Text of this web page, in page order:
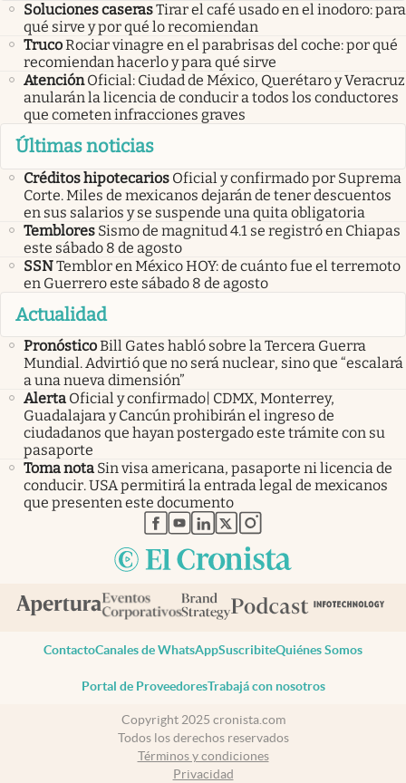
Soluciones caserasTirar el café usado en el inodoro: para
qué sirve y por qué lo recomiendan
TrucoRociar vinagre en el parabrisas del coche: por qué
recomiendan hacerlo y para qué sirve
Atención Oficial: Ciudad de México, Querétaro y Veracruz
anularán la licencia de conducir a todos los conductores
que cometen infracciones graves
Últimas noticias
Créditos hipotecarios Oficial y confirmado por Suprema
Corte. Miles de mexicanos dejarán de tener descuentos
en sus salarios y se suspende una quita obligatoria
Temblores Sismo de magnitud 4.1 se registró en Chiapas
este sábado 8 de agosto
SSNTemblor en México HOY: de cuánto fue el terremoto
en Guerrero este sábado 8 de agosto
Actualidad
PronósticoBill Gates habló sobre la Tercera Guerra
Mundial. Advirtió que no será nuclear, sino que “escalará
a una nueva dimensión”
Alerta Oficial y confirmado| CDMX, Monterrey,
Guadalajara y Cancún prohibirán el ingreso de
ciudadanos que hayan postergado este trámite con su
pasaporte
Toma nota Sin visa americana, pasaporte ni licencia de
conducir. USA permitirá la entrada legal de mexicanos
que presenten este documento
abre en nueva pestaña
abre en nueva pestaña
abre en nueva pestaña
abre en nueva pestaña
abre en nueva pestaña
ContactoCanales de WhatsAppSuscribiteQuiénes Somos
Portal de ProveedoresTrabajá con nosotros
Copyright 2025 cronista.com
Todos los derechos reservados
Términos y condiciones
Privacidad